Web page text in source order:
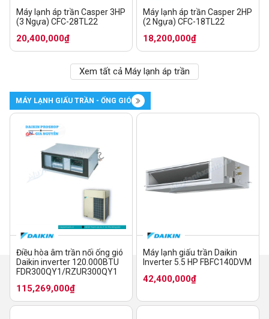
Máy lạnh áp trần Casper 3HP
(3 Ngựa) CFC-28TL22
20,400,000₫
Máy lạnh áp trần Casper 2HP
(2 Ngựa) CFC-18TL22
18,200,000₫
Xem tất cả Máy lạnh áp trần
MÁY LẠNH GIẤU TRẦN - ỐNG GIÓ
Điều hòa âm trần nối ống gió
Daikin inverter 120.000BTU
FDR300QY1/RZUR300QY1
115,269,000₫
Máy lạnh giấu trần Daikin
Inverter 5.5 HP FBFC140DVM
42,400,000₫